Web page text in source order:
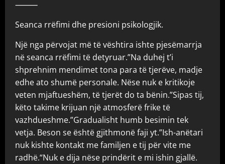
⸻
Seanca rrëfimi dhe presioni psikologjik.
Një nga përvojat më të vështira ishte pjesëmarrja
në seanca rrëfimi të detyruar.”Na duhej t’i
shprehnim mendimet tona para të tjerëve, madje
edhe ato shumë personale. Nëse nuk e kritikoje
veten mjaftueshëm, të tjerët do ta bënin.”Sipas tij,
këto takime krijuan një atmosferë frike të
vazhdueshme.”Gradualisht humb besimin tek
vetja. Beson se është gjithmonë faji yt.”Ish-anëtari
nuk kishte kontakt me familjen e tij për vite me
radhë.“Nuk e dija nëse prindërit e mi ishin gjallë.